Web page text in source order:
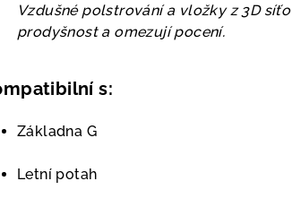
Vzdušné polstrování a vložky z 3D
prodyšnost a omezují pocení.
s:
Základna G
Letní potah